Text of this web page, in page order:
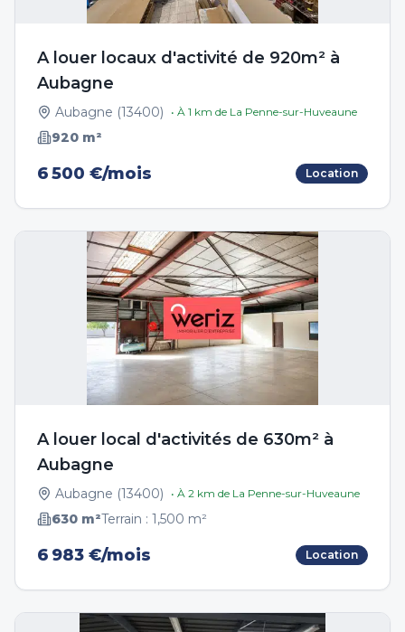
A louer locaux d'activité de 920m² à
Aubagne
Aubagne (13400) • À 1 km de La Penne-sur-Huveaune
920 m²
6 500 €/mois Location
A louer local d'activités de 630m² à
Aubagne
Aubagne (13400) • À 2 km de La Penne-sur-Huveaune
630 m²Terrain : 1,500 m²
6 983 €/mois Location